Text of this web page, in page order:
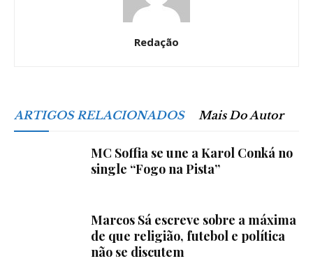
Redação
ARTIGOS RELACIONADOS Mais Do Autor
MC Soffia se une a Karol Conká no
single “Fogo na Pista”
Marcos Sá escreve sobre a máxima
de que religião, futebol e política
não se discutem